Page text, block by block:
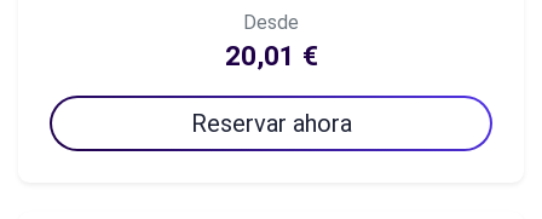
Desde
20,01 €
Reservar ahora